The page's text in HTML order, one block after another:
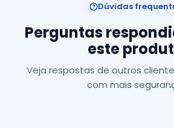
Dúvidas
Perguntas
este
Veja respostas de outros
com mais